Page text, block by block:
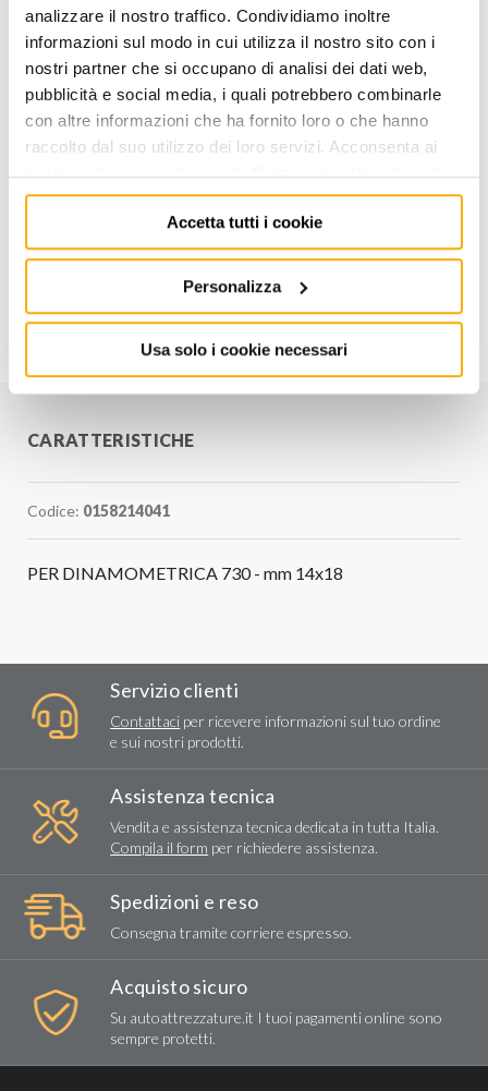
analizzare il nostro traffico. Condividiamo inoltre
informazioni sul modo in cui utilizza il nostro sito con i
nostri partner che si occupano di analisi dei dati web,
pubblicità e social media, i quali potrebbero combinarle
con altre informazioni che ha fornito loro o che hanno
raccolto dal suo utilizzo dei loro servizi. Acconsenta ai
nostri cookie se continua ad utilizzare il nostro sito web.
Accetta tutti i cookie
Personalizza
Usa solo i cookie necessari
Disponibile -3 PZ
FINO AD ESAURIMENTO SCORTE
AGGIUNGI AL CARRELLO
Condividi
CARATTERISTICHE
Codice: 0158214041
PER DINAMOMETRICA 730 - mm 14x18
Servizio clienti
Contattaci per ricevere informazioni sul tuo ordine
e sui nostri prodotti.
Assistenza tecnica
Vendita e assistenza tecnica dedicata in tutta Italia.
Compila il form per richiedere assistenza.
Spedizioni e reso
Consegna tramite corriere espresso.
Acquisto sicuro
Su autoattrezzature.it I tuoi pagamenti online sono
sempre protetti.